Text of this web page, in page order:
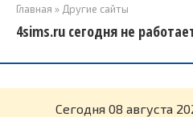
Главная » Другие сайты
4sims.ru сегодня не
Cегодня 08 августа